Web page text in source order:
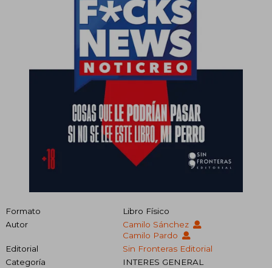
Formato
Libro Físico
Autor
Camilo Sánchez
Camilo Pardo
Editorial
Sin Fronteras Editorial
Categoría
INTERES GENERAL